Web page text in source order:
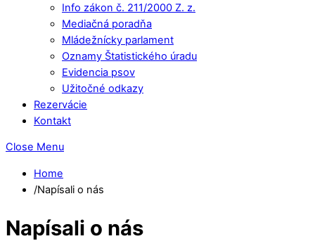
Info zákon č. 211/2000 Z. z.
Mediačná poradňa
Mládežnícky parlament
Oznamy Štatistického úradu
Evidencia psov
Užitočné odkazy
Rezervácie
Kontakt
Close Menu
Home
/Napísali o nás
Napísali o nás